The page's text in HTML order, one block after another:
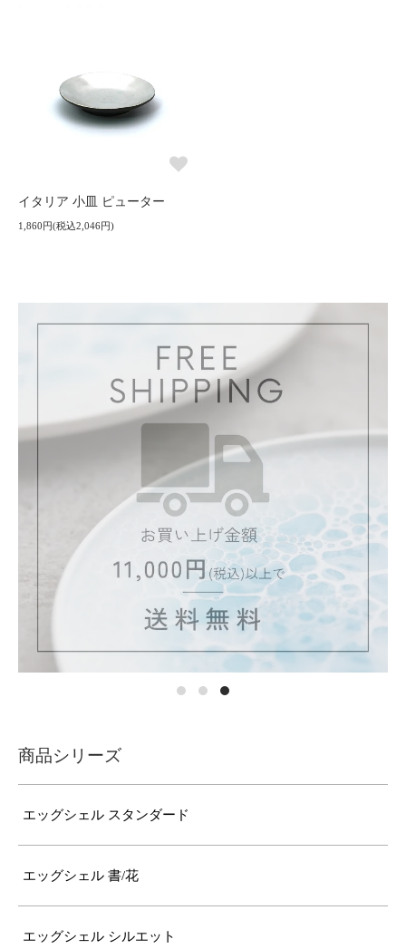
イタリア 小皿 ピューター
1,860円(税込2,046円)
商品シリーズ
エッグシェル スタンダード
エッグシェル 書/花
エッグシェル シルエット